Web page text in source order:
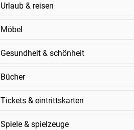
Urlaub & reisen
Möbel
Gesundheit & schönheit
Bücher
Tickets & eintrittskarten
Spiele & spielzeuge